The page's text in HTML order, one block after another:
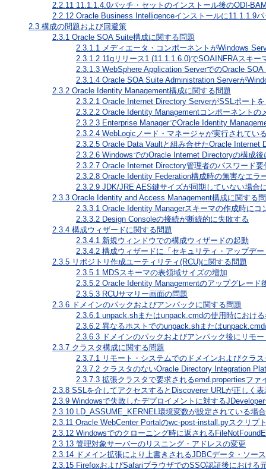
2.2.11 11.1.1.4.0パッチ・セットのインストール後のODI-
2.2.12 Oracle Business Intelligenceインストールに11.1.1.9
2.3 構成の問題および回避策
2.3.1 Oracle SOA Suite構成に関する問題
2.3.1.1 メディエータ・コンポーネントがWindows
2.3.1.2 11gリリース1 (11.1.1.6.0)でSOAINFRAスキ
2.3.1.3 WebSphere Application ServerでのOracle
2.3.1.4 Oracle SOA Suite Administration Serverが
2.3.2 Oracle Identity Management構成に関する問題
2.3.2.1 Oracle Internet Directory ServerがSSLポート
2.3.2.2 Oracle Identity Managementコンポーネントの
2.3.2.3 Enterprise ManagerでOracle Identity
2.3.2.4 WebLogicノード・マネージャが実行されてい
2.3.2.5 Oracle Data Vaultと組み合せたOracle Internet
2.3.2.6 WindowsでのOracle Internet Directoryの構成
2.3.2.7 Oracle Internet Directory管理者のパスワード要
2.3.2.8 Oracle Identity Federation構成時の無害なエラ
2.3.2.9 JDK/JRE AES鍵サイズが同期していない場合
2.3.3 Oracle Identity and Access Management構成に関する
2.3.3.1 Oracle Identity Managerスキーマの作成時に
2.3.3.2 Design Consoleの接続が断続的に失敗する
2.3.4 構成ウィザードに関する問題
2.3.4.1 新規ウィンドウでの構成ウィザードの起動
2.3.4.2 構成ウィザードに「セキュリティ・アップデ
2.3.5 リポジトリ作成ユーティリティ(RCU)に関する問題
2.3.5.1 MDSスキーマの表領域サイズの増加
2.3.5.2 Oracle Identity Managementのアップグレード
2.3.5.3 RCUサマリー画面の問題
2.3.6 ドメインのパックおよびアンパックに関する問題
2.3.6.1 unpack.shまたはunpack.cmdの使用時におけ
2.3.6.2 異なるホストでのunpack.shまたは
2.3.6.3 ドメインのパックおよびアンパック後にリモ
2.3.7 クラスタ構成に関する問題
2.3.7.1 リモート・システムでのドメインおよびクラ
2.3.7.2 クラスタのないOracle Directory Integration
2.3.7.3 拡張クラスタで要求されるemd.propertiesファ
2.3.8 SSLを介してアクセスするとDiscoverer URLが正しく
2.3.9 Windowsで失敗したデプロイメントに対する
2.3.10 LD_ASSUME_KERNEL環境変数が設定されている場
2.3.11 Oracle WebCenter Portalのwc-post-install.pyスクリプ
2.3.12 Windowsでのクローニング時に返される
2.3.13 管理対象サーバーのリスニング・アドレスの変更
2.3.14 ドメイン拡張により上書きされるJDBCデータ・ソー
2.3.15 FirefoxおよびSafariブラウザでのSSO認証後における